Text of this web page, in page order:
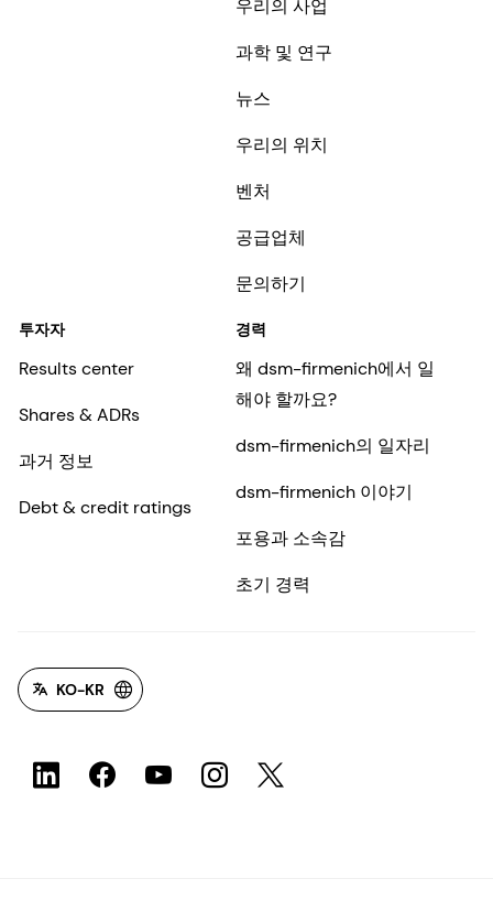
우리의 사업
과학 및 연구
뉴스
우리의 위치
벤처
공급업체
문의하기
투자자
Results center
Shares & ADRs
과거 정보
Debt & credit ratings
경력
왜 dsm-firmenich에서 일
해야 할까요?
dsm-firmenich의 일자리
dsm-firmenich 이야기
포용과 소속감
초기 경력
KO-KR